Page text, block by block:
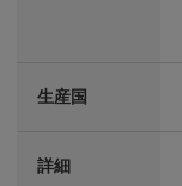
生産国
詳細